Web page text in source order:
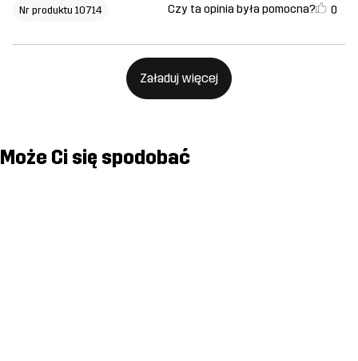
Nr produktu 10714 Czy ta opinia była pomocna? 0
Załaduj więcej
Może Ci się spodobać